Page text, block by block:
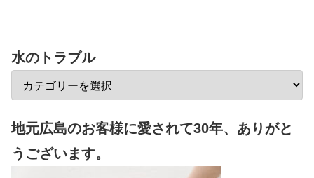
水のトラブル
地元広島のお客様に愛されて30年、ありがと
うございます。